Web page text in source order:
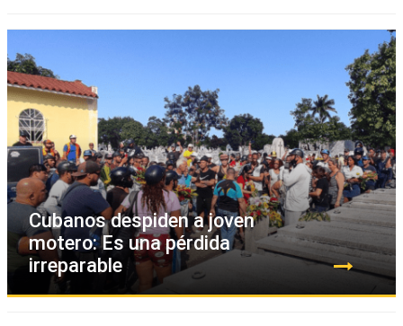
Cubanos despiden a joven
motero: Es una pérdida
irreparable